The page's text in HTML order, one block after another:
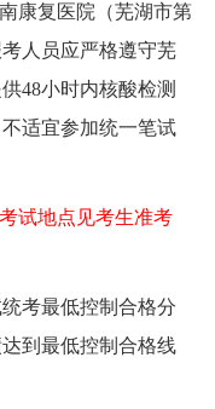
康复医院（芜湖市第
人员应严格遵守芜
48小时内核酸检测
适宜参加统一笔试
试地点见考生准考
考最低控制合格分
到最低控制合格线